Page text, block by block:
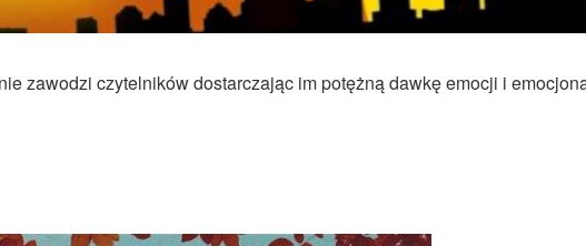
zawodzi czytelników dostarczając im potężną dawkęemocji i